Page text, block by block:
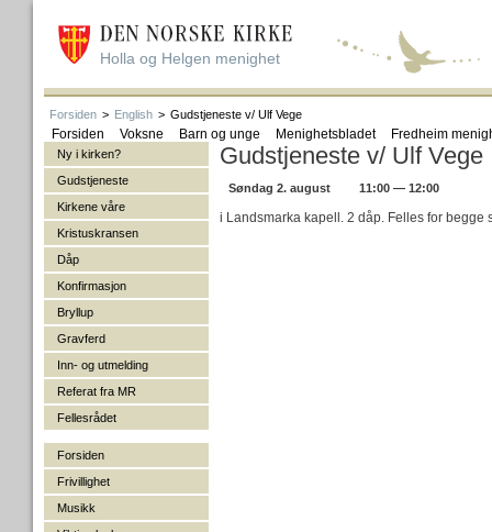
Holla og Helgen menighet
Forsiden > English > Gudstjeneste v/ Ulf Vege
Forsiden Voksne Barn og unge Menighetsbladet Fredheim
Ny i kirken?
Gudstjeneste
Kirkene våre
Kristuskransen
Dåp
Konfirmasjon
Bryllup
Gravferd
Inn- og utmelding
Referat fra MR
Fellesrådet
Forsiden
Frivillighet
Musikk
Gudstjeneste v/ Ulf Vege
Søndag 2. august 11:00 — 12:00
i Landsmarka kapell. 2 dåp. Felles for begge